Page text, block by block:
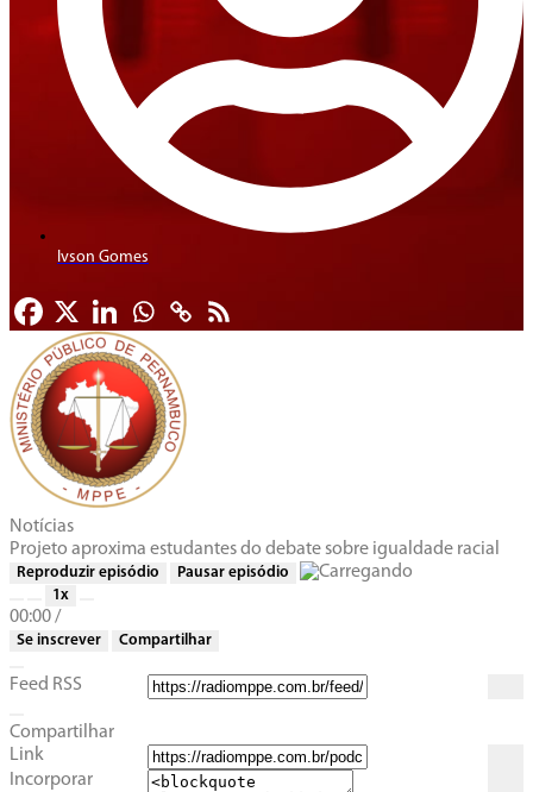
Ivson Gomes
Notícias
Projeto aproxima estudantes do debate sobre igualdade racial
Reproduzir episódio
Pausar episódio
1x
00:00/
Se inscrever Compartilhar
Feed RSS
Compartilhar
Link
Incorporar